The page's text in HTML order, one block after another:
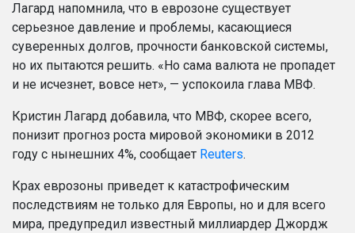
Лагард напомнила, что в еврозоне существует
серьезное давление и проблемы, касающиеся
суверенных долгов, прочности банковской системы,
но их пытаются решить. «Но сама валюта не пропадет
и не исчезнет, вовсе нет», — успокоила глава МВФ.
Кристин Лагард добавила, что МВФ, скорее всего,
понизит прогноз роста мировой экономики в 2012
году с нынешних 4%, сообщает Reuters.
Крах еврозоны приведет к катастрофическим
последствиям не только для Европы, но и для всего
мира, предупредил известный миллиардер Джордж